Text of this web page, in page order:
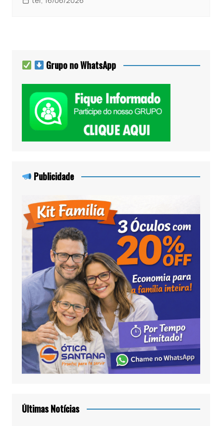
Grupo no WhatsApp
Publicidade
Últimas Notícias